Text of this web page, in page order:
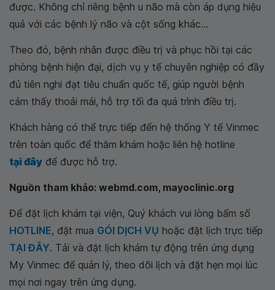
được. Không chỉ riêng bệnh u não mà còn áp dụng hiệu
quả với các bệnh lý não và cột sống khác...
Theo đó, bệnh nhân được điều trị và phục hồi tại các
phòng bệnh hiện đại, dịch vụ y tế chuyên nghiệp có đầy
đủ tiên nghi đạt tiêu chuẩn quốc tế, giúp người bệnh
cảm thấy thoải mái, hỗ trợ tối đa quá trình điều trị.
Khách hàng có thể trực tiếp đến hệ thống Y tế Vinmec
trên toàn quốc để thăm khám hoặc liên hệ hotline
tại đây để được hỗ trợ.
Nguồn tham khảo: webmd.com, mayoclinic.org
Để đặt lịch khám tại viện, Quý khách vui lòng bấm số
HOTLINE, đặt mua GÓI DỊCH VỤ hoặc đặt lịch trực tiếp
TẠI ĐÂY. Tải và đặt lịch khám tự động trên ứng dụng
My Vinmec để quản lý, theo dõi lịch và đặt hẹn mọi lúc
mọi nơi ngay trên ứng dụng.